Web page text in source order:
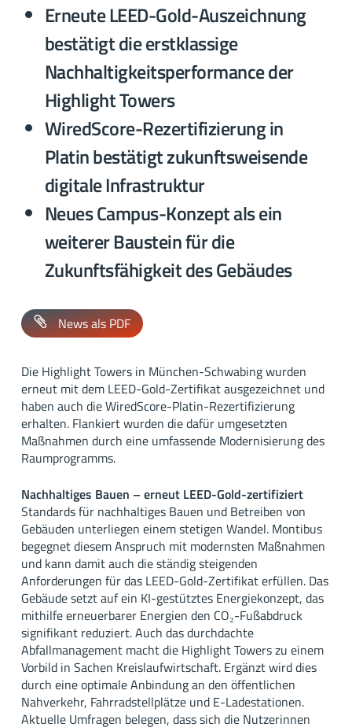
Erneute LEED-Gold-Auszeichnung
bestätigt die erstklassige
Nachhaltigkeitsperformance der
Highlight Towers
WiredScore-Rezertifizierung in
Platin bestätigt zukunftsweisende
digitale Infrastruktur
Neues Campus-Konzept als ein
weiterer Baustein für die
Zukunftsfähigkeit des Gebäudes
News als PDF
Die Highlight Towers in München-Schwabing wurden
erneut mit dem LEED-Gold-Zertifikat ausgezeichnet und
haben auch die WiredScore-Platin-Rezertifizierung
erhalten. Flankiert wurden die dafür umgesetzten
Maßnahmen durch eine umfassende Modernisierung des
Raumprogramms.
Nachhaltiges Bauen – erneut LEED-Gold-zertifiziert
Standards für nachhaltiges Bauen und Betreiben von
Gebäuden unterliegen einem stetigen Wandel. Montibus
begegnet diesem Anspruch mit modernsten Maßnahmen
und kann damit auch die ständig steigenden
Anforderungen für das LEED-Gold-Zertifikat erfüllen. Das
Gebäude setzt auf ein KI-gestütztes Energiekonzept, das
mithilfe erneuerbarer Energien den CO₂-Fußabdruck
signifikant reduziert. Auch das durchdachte
Abfallmanagement macht die Highlight Towers zu einem
Vorbild in Sachen Kreislaufwirtschaft. Ergänzt wird dies
durch eine optimale Anbindung an den öffentlichen
Nahverkehr, Fahrradstellplätze und E-Ladestationen.
Aktuelle Umfragen belegen, dass sich die Nutzerinnen